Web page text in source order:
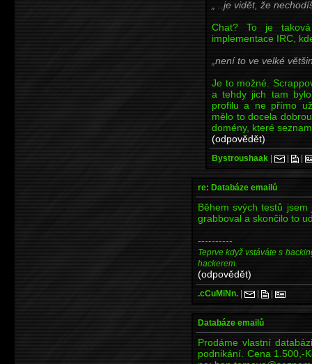
..je vidět, že
Chat? To je
implementace IRC,
není to ve velké
Je to možné.
a tehdy jich tam
profilu a ne přímo
mělo to docela
domény, které
(odpovědět)
Bystroushaak | | |
re: Databáze emailů
Během svých testů
grabboval a skončilo to
----------
Teprve když vstáváte s
hackerem.
(odpovědět)
.cCuMiNn. | | |
Databáze emailů
Prodáme vlastní
podnikání. Cena 1.500,-